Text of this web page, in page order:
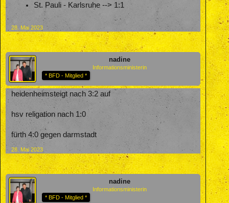
St. Pauli - Karlsruhe --> 1:1
28. Mai 2023
nadine
Informationsministerin
* BFD - Mitglied *
heidenheimsteigt nach 3:2 auf
hsv religation nach 1:0
fürth 4:0 gegen darmstadt
28. Mai 2023
nadine
Informationsministerin
* BFD - Mitglied *